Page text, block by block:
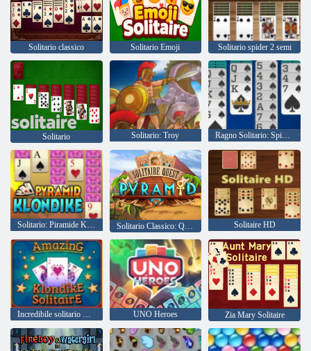
Solitario classico Solitario Emoji Solitario spider 2 semi
Solitario Solitario: Troy Ragno Solitario: Spiderette Solitaire
Solitario: Piramide Klondike Solitario Classico: Quest Pyramid Solitaire HD
Incredibile solitario Klondike UNO Heroes Zia Mary Solitaire